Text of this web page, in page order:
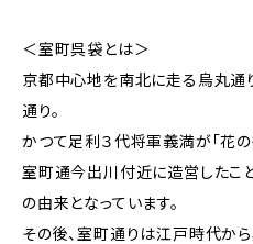
＜室町呉袋とは＞
京都中心地を南北に走る烏丸通
通り。
かつて足利３代将軍義満が「花の
室町通今出川付近に造営したこ
の由来となっています。
その後、室町通りは江戸時代か